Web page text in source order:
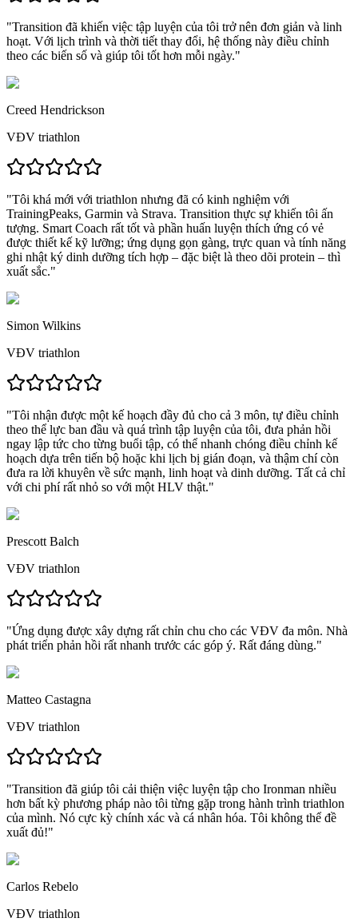
"Transition đã khiến việc tập luyện của tôi trở nên đơn giản và linh
hoạt. Với lịch trình và thời tiết thay đổi, hệ thống này điều chỉnh
theo các biến số và giúp tôi tốt hơn mỗi ngày."
Creed Hendrickson
VĐV triathlon
"Tôi khá mới với triathlon nhưng đã có kinh nghiệm với
TrainingPeaks, Garmin và Strava. Transition thực sự khiến tôi ấn
tượng. Smart Coach rất tốt và phần huấn luyện thích ứng có vẻ
được thiết kế kỹ lưỡng; ứng dụng gọn gàng, trực quan và tính năng
ghi nhật ký dinh dưỡng tích hợp – đặc biệt là theo dõi protein – thì
xuất sắc."
Simon Wilkins
VĐV triathlon
"Tôi nhận được một kế hoạch đầy đủ cho cả 3 môn, tự điều chỉnh
theo thể lực ban đầu và quá trình tập luyện của tôi, đưa phản hồi
ngay lập tức cho từng buổi tập, có thể nhanh chóng điều chỉnh kế
hoạch dựa trên tiến bộ hoặc khi lịch bị gián đoạn, và thậm chí còn
đưa ra lời khuyên về sức mạnh, linh hoạt và dinh dưỡng. Tất cả chỉ
với chi phí rất nhỏ so với một HLV thật."
Prescott Balch
VĐV triathlon
"Ứng dụng được xây dựng rất chỉn chu cho các VĐV đa môn. Nhà
phát triển phản hồi rất nhanh trước các góp ý. Rất đáng dùng."
Matteo Castagna
VĐV triathlon
"Transition đã giúp tôi cải thiện việc luyện tập cho Ironman nhiều
hơn bất kỳ phương pháp nào tôi từng gặp trong hành trình triathlon
của mình. Nó cực kỳ chính xác và cá nhân hóa. Tôi không thể đề
xuất đủ!"
Carlos Rebelo
VĐV triathlon